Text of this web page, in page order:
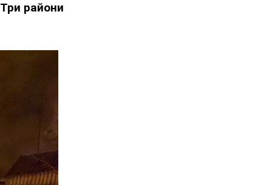
Три райони